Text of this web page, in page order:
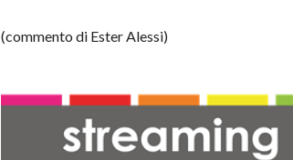
(commento di Ester Alessi)